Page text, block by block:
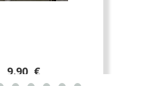
9.90 €